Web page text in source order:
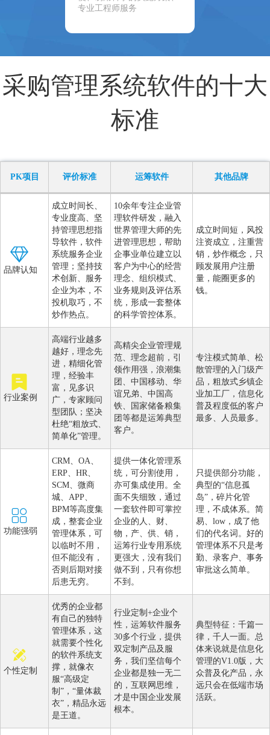
专业工程师服务
采购管理系统软件的十大
标准
PK项目 评价标准 运筹软件 其他品牌
品牌认知
成立时间长、
专业度高、坚
持管理思想指
导软件，软件
系统服务企业
管理；坚持技
术创新、服务
企业为本，不
投机取巧，不
炒作热点。
10余年专注企业管
理软件研发，融入
世界管理大师的先
进管理思想，帮助
企事业单位建立以
客户为中心的经营
理念、组织模式、
业务规则及评估系
统，形成一套整体
的科学管控体系。
成立时间短，风投
注资成立，注重营
销，炒作概念，只
顾发展用户注册
量，能圈更多的
钱。
行业案例
高端行业越多
越好，理念先
进，精细化管
理，经验丰
富，见多识
广，专家顾问
型团队；坚决
杜绝“粗放式、
简单化”管理。
高精尖企业管理规
范、理念超前，引
领作用强，浪潮集
团、中国移动、华
谊兄弟、中国高
铁、国家储备粮集
团等都是运筹典型
客户。
专注模式简单、松
散管理的入门级产
品，粗放式乡镇企
业加工厂，信息化
普及程度低的客户
最多、人员最多。
功能强弱
CRM、OA、
ERP、HR、
SCM、微商
城、APP、
BPM等高度集
成，整套企业
管理体系，可
以临时不用，
但不能没有，
否则后期对接
后患无穷。
提供一体化管理系
统，可分割使用，
亦可集成使用。全
面不失细致，通过
一套软件即可掌控
企业的人、财、
物，产、供、销，
运筹行业专用系统
更强大，没有我们
做不到，只有你想
不到。
只提供部分功能，
典型的“信息孤
岛”，碎片化管
理，不成体系。简
易、low，成了他
们的代名词。好的
管理体系不只是考
勤、录客户、事务
审批这么简单。
个性定制
优秀的企业都
有自己的独特
管理体系，这
就需要个性化
的软件系统支
撑，就像衣
服“高级定
制”，“量体裁
衣”，精品永远
是王道。
行业定制+企业个
性，运筹软件服务
30多个行业，提供
双定制产品及服
务，我们坚信每个
企业都是独一无二
的，互联网思维，
才是中国企业发展
根本。
典型特征：千篇一
律，千人一面。总
体来说就是信息化
管理的V1.0版，大
众普及化产品，永
远只会在低端市场
活跃。